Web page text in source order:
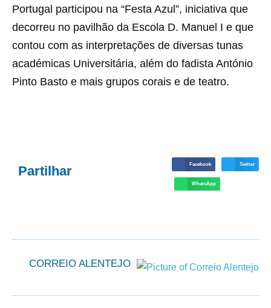
Portugal participou na “Festa Azul”, iniciativa que
decorreu no pavilhão da Escola D. Manuel I e que
contou com as interpretações de diversas tunas
académicas Universitária, além do fadista António
Pinto Basto e mais grupos corais e de teatro.
Partilhar Facebook Twitter
WhatsApp
CORREIO ALENTEJO